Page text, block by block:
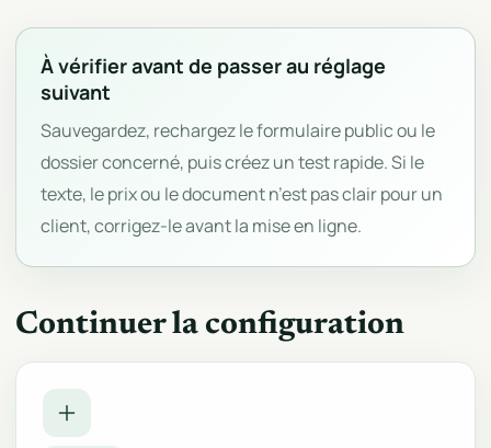
À vérifier avant de passer au réglage
suivant
Sauvegardez, rechargez le formulaire public ou le
dossier concerné, puis créez un test rapide. Si le
texte, le prix ou le document n’est pas clair pour un
client, corrigez-le avant la mise en ligne.
Continuer la configuration